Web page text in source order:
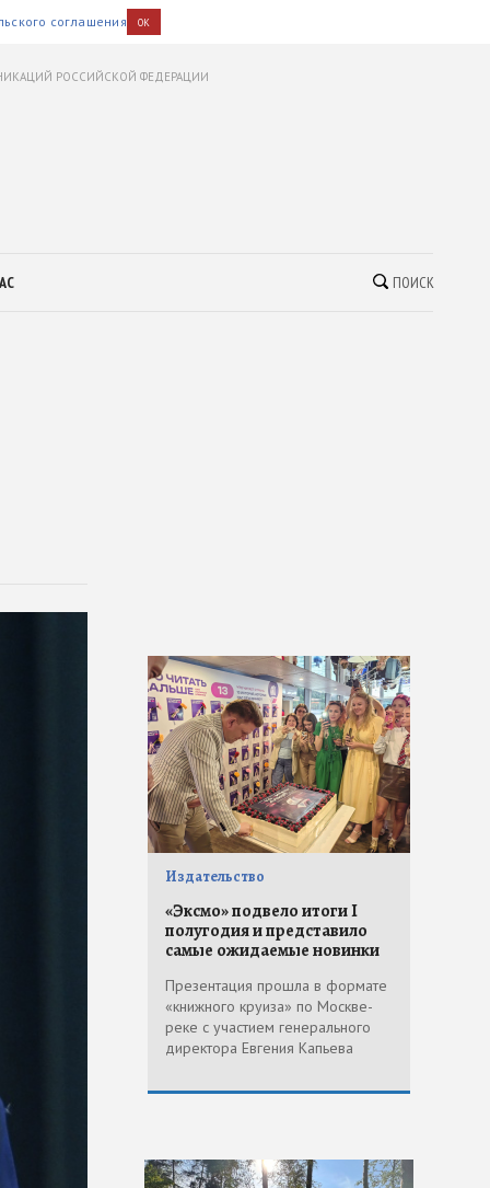
соглашения OK
РОССИЙСКОЙ ФЕДЕРАЦИИ
ПОИСК
Издательство
«Эксмо» подвело итоги I
полугодия и представило
самые ожидаемые новинки
Презентация прошла в формате
«книжного круиза» по Москве-
реке с участием генерального
директора Евгения Капьева